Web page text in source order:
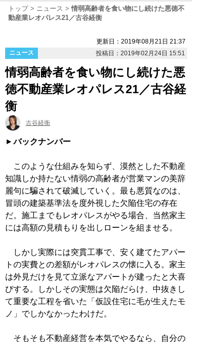
トップ ニュース
情弱高齢者を食い物にし続けた悪徳不
動産業レオパレス21／古谷経衡
更新日：2019年08月21日 21:37
ニュース
投稿日：2019年02月24日 15:51
情弱高齢者を食い物にし続けた悪
徳不動産業レオパレス21／古谷経
衡
古谷経衡
バックナンバー
このような仕組みを知らず、漠然とした不動産
知識しか持たない情弱の高齢者が営業マンの美辞
麗句に騙されて破滅していく。最も悪質なのは、
冒頭の建築基準法を度外視した欠陥住宅の存在
だ。施工までもレオパレスがやる場合、当然家主
には高額の見積もりを出しローンを組ませる。
しかし実際には突貫工事で、安く建てたアパー
トの実費との差額がレオパレスの懐に入る。家主
は外見だけを見て立派なアパートが建ったと大喜
びする。しかしその実態は欠陥だらけ、中抜きし
て重要な工程を省いた「仮設住宅に毛が生えたモ
ノ」でしかなかったわけだ。
そもそも不動産経営を本気でやるなら、自分の